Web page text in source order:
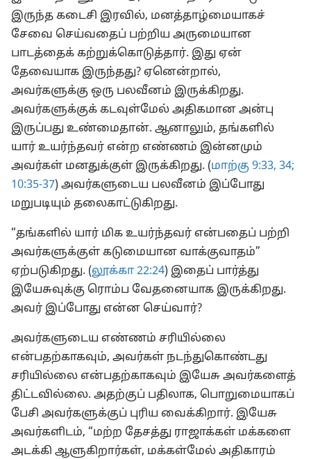
இருந்த கடைசி இரவில், மனத்தாழ்மையாகச்
சேவை செய்வதைப் பற்றிய அருமையான
பாடத்தைக் கற்றுக்கொடுத்தார். இது ஏன்
தேவையாக இருந்தது? ஏனென்றால்,
அவர்களுக்கு ஒரு பலவீனம் இருக்கிறது.
அவர்களுக்குக் கடவுள்மேல் அதிகமான அன்பு
இருப்பது உண்மைதான். ஆனாலும், தங்களில்
யார் உயர்ந்தவர் என்ற எண்ணம் இன்னமும்
அவர்கள் மனதுக்குள் இருக்கிறது. (மாற்கு 9:33, 34;
10:35-37) அவர்களுடைய பலவீனம் இப்போது
மறுபடியும் தலைகாட்டுகிறது.
“தங்களில் யார் மிக உயர்ந்தவர் என்பதைப் பற்றி
அவர்களுக்குள் கடுமையான வாக்குவாதம்”
ஏற்படுகிறது. (லூக்கா 22:24) இதைப் பார்த்து
இயேசுவுக்கு ரொம்ப வேதனையாக இருக்கிறது.
அவர் இப்போது என்ன செய்வார்?
அவர்களுடைய எண்ணம் சரியில்லை
என்பதற்காகவும், அவர்கள் நடந்துகொண்டது
சரியில்லை என்பதற்காகவும் இயேசு அவர்களைத்
திட்டவில்லை. அதற்குப் பதிலாக, பொறுமையாகப்
பேசி அவர்களுக்குப் புரிய வைக்கிறார். இயேசு
அவர்களிடம், “மற்ற தேசத்து ராஜாக்கள் மக்களை
அடக்கி ஆளுகிறார்கள், மக்கள்மேல் அதிகாரம்